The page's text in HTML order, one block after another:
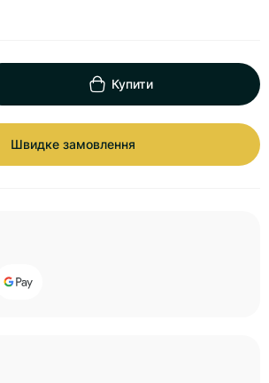
Купити
Швидке замовлення